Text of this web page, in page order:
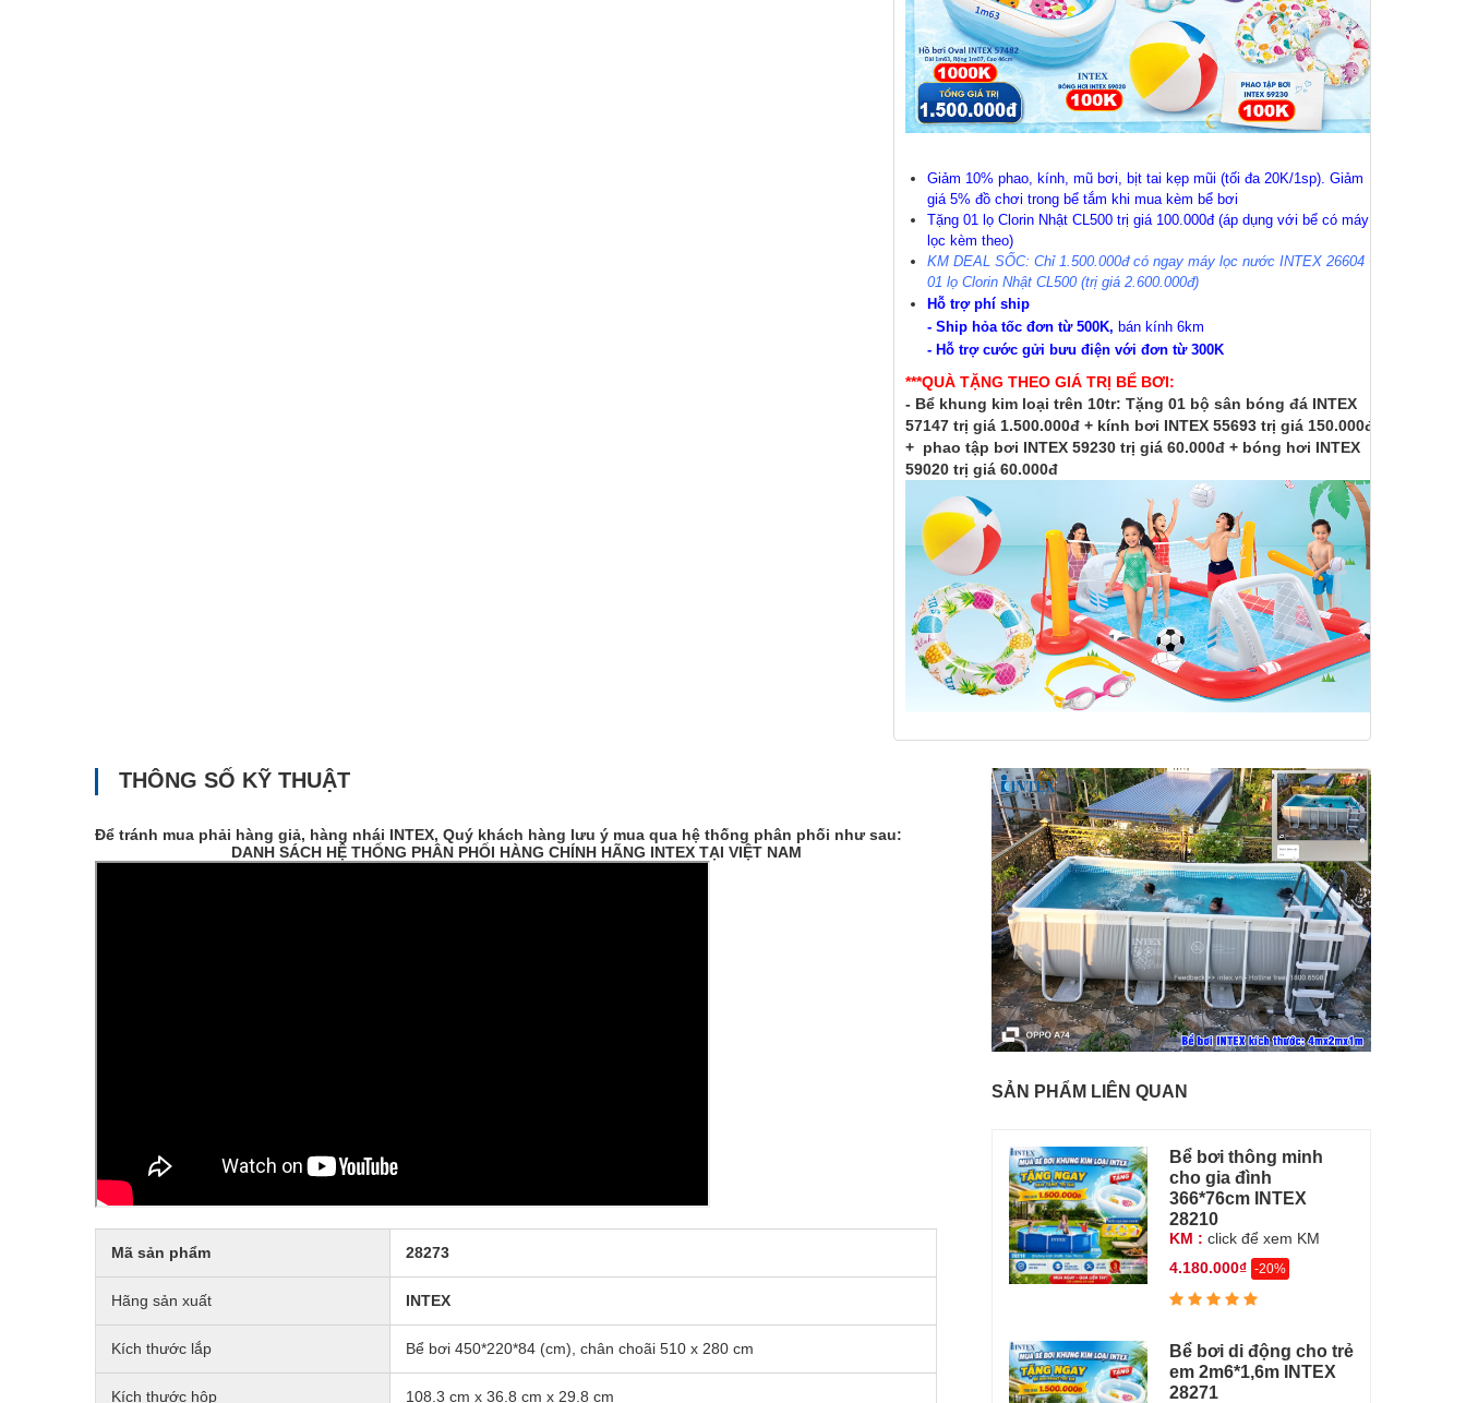
Giảm 10% phao, kính, mũ bơi, bịt tai kẹp mũi (tối đa 20K/1sp). Giảm
giá 5% đồ chơi trong bể tắm khi mua kèm bể bơi
Tặng 01 lọ Clorin Nhật CL500 trị giá 100.000đ (áp dụng với bể có máy
lọc kèm theo)
KM DEAL SỐC: Chỉ 1.500.000đ có ngay máy lọc nước INTEX 26604 +
01 lọ Clorin Nhật CL500 (trị giá 2.600.000đ)
Hỗ trợ phí ship
- Ship hỏa tốc đơn từ 500K, bán kính 6km
- Hỗ trợ cước gửi bưu điện với đơn từ 300K
***QUÀ TẶNG THEO GIÁ TRỊ BỂ BƠI:
- Bể khung kim loại trên 10tr: Tặng 01 bộ sân bóng đá INTEX
57147 trị giá 1.500.000đ + kính bơi INTEX 55693 trị giá 150.000đ
+ phao tập bơi INTEX 59230 trị giá 60.000đ + bóng hơi INTEX
59020 trị giá 60.000đ
THÔNG SỐ KỸ THUẬT
Để tránh mua phải hàng giả, hàng nhái INTEX, Quý khách hàng lưu ý mua qua hệ thống phân phối như sau:
DANH SÁCH HỆ THỐNG PHÂN PHỐI HÀNG CHÍNH HÃNG INTEX TẠI VIỆT NAM
Mã sản phẩm 28273
Hãng sản xuất INTEX
Kích thước lắp Bể bơi 450*220*84 (cm), chân choãi 510 x 280 cm
Kích thước hộp 108.3 cm x 36.8 cm x 29.8 cm
SẢN PHẨM LIÊN QUAN
Bể bơi thông minh
cho gia đình
366*76cm INTEX
28210
KM : click để xem KM
4.180.000₫ -20%
Bể bơi di động cho trẻ
em 2m6*1,6m INTEX
28271